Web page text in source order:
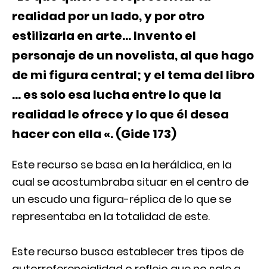
realidad por un lado, y por otro
estilizarla en arte… Invento el
personaje de un novelista, al que hago
de mi figura central; y el tema del libro
… es solo esa lucha entre lo que la
realidad le ofrece y lo que él desea
hacer con ella «. (Gide 173)
Este recurso se basa en la heráldica, en la
cual se acostumbraba situar en el centro de
un escudo una figura-réplica de lo que se
representaba en la totalidad de este.
Este recurso busca establecer tres tipos de